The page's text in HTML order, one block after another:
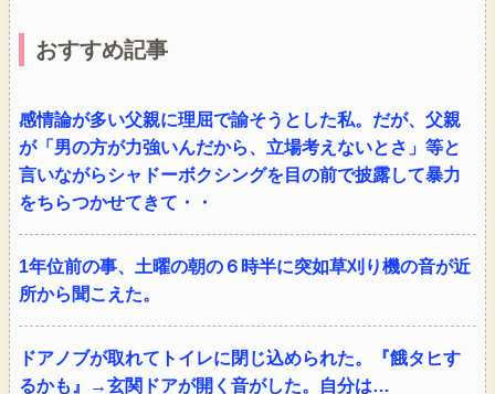
おすすめ記事
感情論が多い父親に理屈で諭そうとした私。だが、父親
が「男の方が力強いんだから、立場考えないとさ」等と
言いながらシャドーボクシングを目の前で披露して暴力
をちらつかせてきて・・
1年位前の事、土曜の朝の６時半に突如草刈り機の音が近
所から聞こえた。
ドアノブが取れてトイレに閉じ込められた。『餓タヒす
るかも』→玄関ドアが開く音がした。自分は…